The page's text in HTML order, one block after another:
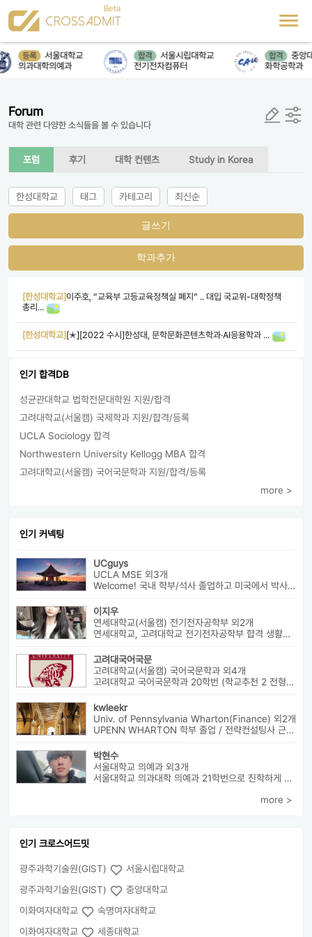
등록
서울대학교
의과대학의예과
합격
서울시립대학교
전기전자컴퓨터
합격
중앙
화학공학과
Forum
대학 관련 다양한 소식들을 볼 수 있습니다
포럼 후기 대학 컨텐츠 Study in Korea
한성대학교 태그 카테고리 최신순
글쓰기
학과추가
[한성대학교] 이주호, “교육부 고등교육정책실 폐지” .. 대입 국교위-대학정책
총리...
[한성대학교] [✭][2022 수시]한성대, 문학문화콘텐츠학과·AI응용학과 ...
인기 합격DB
성균관대학교 법학전문대학원 지원/합격
고려대학교(서울캠) 국제학과 지원/합격/등록
UCLA Sociology 합격
Northwestern University Kellogg MBA 합격
고려대학교(서울캠) 국어국문학과 지원/합격/등록
more >
인기 커넥팅
UCguys
UCLA MSE 외3개
Welcome! 국내 학부/석사 졸업하고 미국에서 박사과정 재학중입니다. ...
이지우
연세대학교(서울캠) 전기전자공학부 외2개
연세대학교, 고려대학교 전기전자공학부 합격 생활기록부, 내신, 활동 등...
고려대국어국문
고려대학교(서울캠) 국어국문학과 외4개
고려대학교 국어국문학과 20학번 (학교추천 2 전형, 최초합) 성균관대...
kwleekr
Univ. of Pennsylvania Wharton(Finance) 외2개
UPENN WHARTON 학부 졸업 / 전략컨설팅사 근무 / HBS MBA 재학 중 ...
박현수
서울대학교 의예과 외3개
서울대학교 의과대학 의예과 21학번으로 진학하게 될 박현수라고 합니다~
more >
인기 크로스어드밋
광주과학기술원(GIST)
서울시립대학교
광주과학기술원(GIST)
중앙대학교
이화여자대학교
숙명여자대학교
이화여자대학교
세종대학교